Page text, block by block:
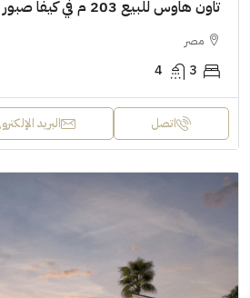
تاون هاوس للبيع 203 م في كيفا صبور
مصر
3
4
اتصل البريد